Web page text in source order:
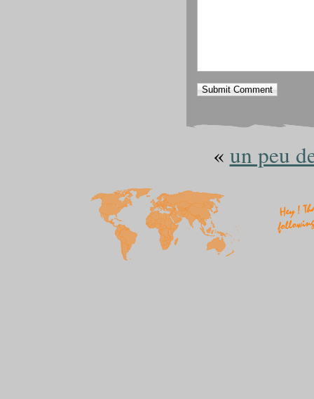
« un peu